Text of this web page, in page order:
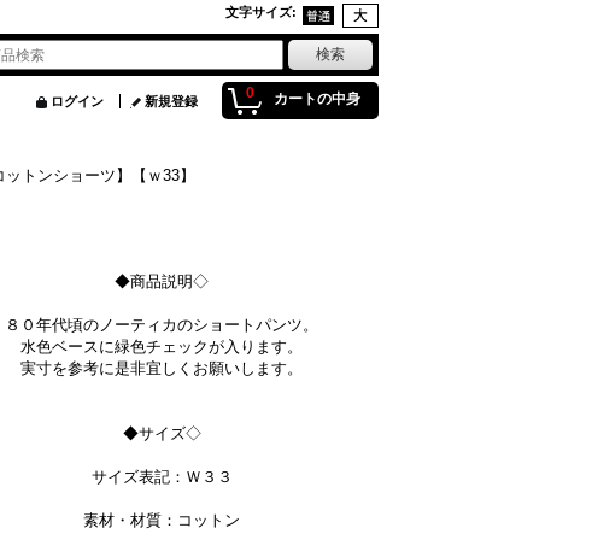
文字サイズ:
0 カートの中身
ログイン 新規登録
トンショーツ】【ｗ33】
◆商品説明◇
８０年代頃のノーティカのショートパンツ。
水色ベースに緑色チェックが入ります。
実寸を参考に是非宜しくお願いします。
◆サイズ◇
サイズ表記：Ｗ３３
素材・材質：コットン